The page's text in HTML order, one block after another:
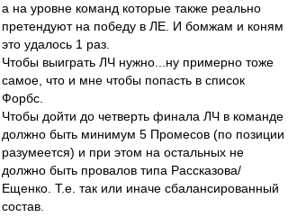
а на уровне команд которые также реально
претендуют на победу в ЛЕ. И бомжам и коням
это удалось 1 раз.
Чтобы выиграть ЛЧ нужно...ну примерно тоже
самое, что и мне чтобы попасть в список
Форбс.
Чтобы дойти до четверть финала ЛЧ в команде
должно быть минимум 5 Промесов (по позиции
разумеется) и при этом на остальных не
должно быть провалов типа Рассказова/
Ещенко. Т.е. так или иначе сбалансированный
состав.